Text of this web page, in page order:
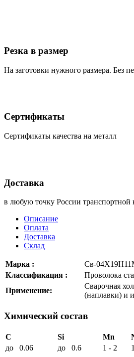
Резка в размер
На заготовки нужного размера. Без
Сертификаты
Сертификаты качества на металл
Доставка
в любую точку России транспортной
Описание
Оплата
Доставка
Склад
Марка :
Св-
Классификация :
Проволока
Применение:
Сварочная
(наплавки) и
Химический состав
C Si Mn
до 0.06
до 0.6 1 - 2